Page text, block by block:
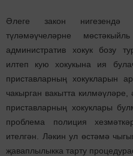
Әлеге закон нигезендә
түләмәүчеләрне
административ хокук бозу
илтеп кую хокукына ия
приставларның хокукларын
чакырган вакытта
приставларның хокуклары
проблема полиция
ителгән. Ләкин ул өстәмә
җаваплылыкка тарту